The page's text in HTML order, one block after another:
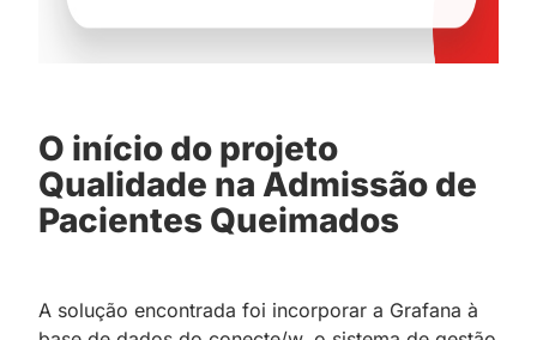
O início do projeto
Qualidade na Admissão de
Pacientes Queimados
A solução encontrada foi incorporar a Grafana à